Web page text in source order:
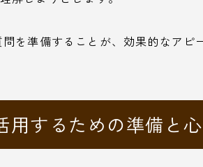
を準備することが、効果的なアピ
用するための準備と